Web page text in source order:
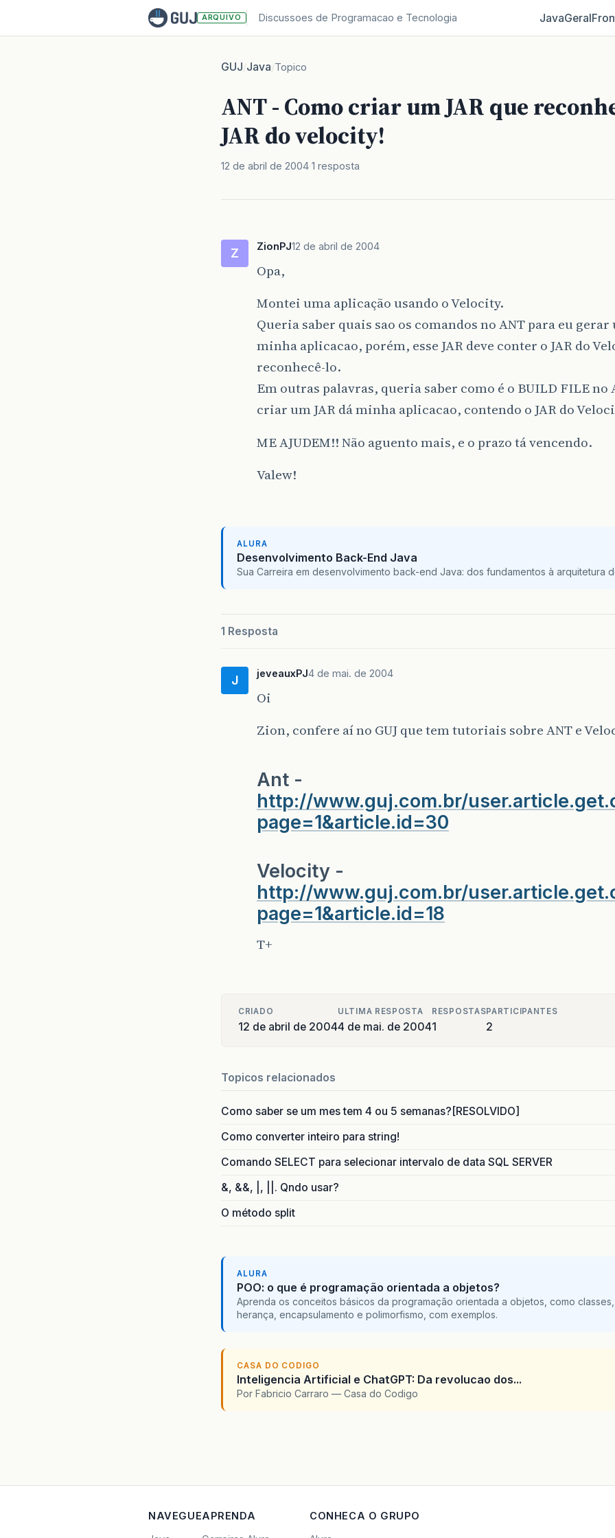
ARQUIVO Discussoes de Programacao e Tecnologia JavaGeral
GUJ/Java/Topico
ANT - Como criar um JAR que
JAR do velocity!
12 de abril de 2004 1 resposta
Z ZionPJ12 de abril de 2004
Opa,
Montei uma aplicação usando o Velocity.
Queria saber quais sao os comandos no ANT para eu gerar
minha aplicacao, porém, esse JAR deve conter o JAR do
reconhecê-lo.
Em outras palavras, queria saber como é o BUILD FILE no
criar um JAR dá minha aplicacao, contendo o JAR do
ME AJUDEM!! Não aguento mais, e o prazo tá vencendo.
Valew!
ALURA
Desenvolvimento Back-End Java
Sua Carreira em desenvolvimento back-end Java: dos fundamentos à arquitetura
1 Resposta
J jeveauxPJ4 de mai. de 2004
Oi
Zion, confere aí no GUJ que tem tutoriais sobre ANT e
Ant -
http://www.guj.com.br/
page=1&article.id=30
Velocity -
http://www.guj.com.br/
page=1&article.id=18
T+
CRIADO
12 de abril de 2004
ULTIMA RESPOSTA
4 de mai. de 2004
RESPOSTAS
1
PARTICIPANTES
2
Topicos relacionados
Como saber se um mes tem 4 ou 5 semanas?[RESOLVIDO]
Como converter inteiro para string!
Comando SELECT para selecionar intervalo de data SQL SERVER
&, &&, |, ||. Qndo usar?
O método split
ALURA
POO: o que é programação orientada a objetos?
Aprenda os conceitos básicos da programação orientada a objetos, como classes,
herança, encapsulamento e polimorfismo, com exemplos.
CASA DO CODIGO
Inteligencia Artificial e ChatGPT: Da revolucao dos...
Por Fabricio Carraro — Casa do Codigo
NAVEGUEAPRENDA
CONHECA O GRUPO